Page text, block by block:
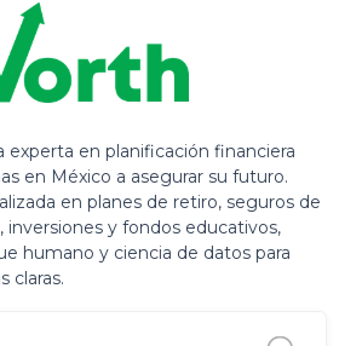
en planificación financiera
en México a asegurar su futuro.
en planes de retiro, seguros de
inversiones y fondos educativos,
humano y ciencia de datos para
claras.